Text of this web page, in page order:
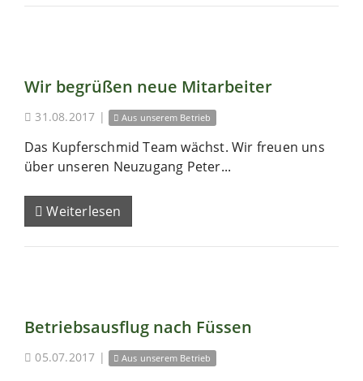
Wir begrüßen neue Mitarbeiter
31.08.2017 | Aus unserem Betrieb
Das Kupferschmid Team wächst. Wir freuen uns
über unseren Neuzugang Peter...
Weiterlesen
Betriebsausflug nach Füssen
05.07.2017 | Aus unserem Betrieb